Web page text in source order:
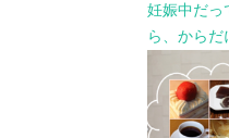
妊娠中だっ
ら、から